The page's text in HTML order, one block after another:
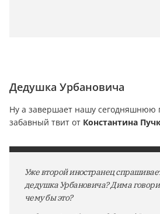
Дедушка Урбановича
Ну а завершает нашу сегодняшнюю
забавный твит от Константина
Уже второй иностранец
дедушка Урбановича? Дима
чему бы это?